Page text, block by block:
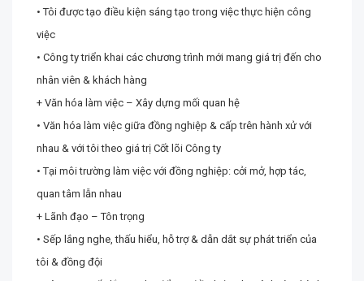
• Tôi được tạo điều kiện sáng tạo trong việc thực hiện công
việc
• Công ty triển khai các chương trình mới mang giá trị đến cho
nhân viên & khách hàng
+ Văn hóa làm việc – Xây dựng mối quan hệ
• Văn hóa làm việc giữa đồng nghiệp & cấp trên hành xử với
nhau & với tôi theo giá trị Cốt lõi Công ty
• Tại môi trường làm việc với đồng nghiệp: cởi mở, hợp tác,
quan tâm lẫn nhau
+ Lãnh đạo – Tôn trọng
• Sếp lắng nghe, thấu hiểu, hỗ trợ & dẫn dắt sự phát triển của
tôi & đồng đội